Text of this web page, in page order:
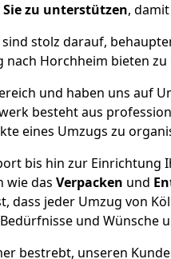
Sie zu unterstützen,
stolz darauf,
nach Horchheim bieten zu
und haben uns auf
besteht aus
eines Umzugs zu
bis hin zur Einrichtung
wie das Verpacken und
dass jeder Umzug von
und Wünsche
bestrebt, unseren